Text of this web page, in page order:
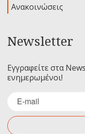
Ανακοινώσεις
Newsletter
Εγγραφείτε στα
ενημερωμένοι!